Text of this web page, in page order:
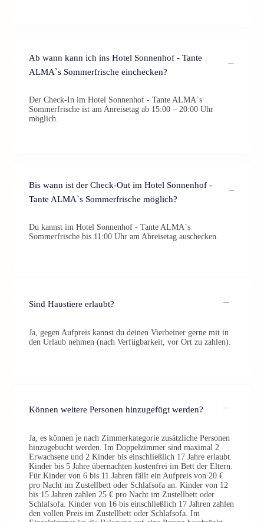
Ab wann kann ich ins Hotel Sonnenhof - Tante
ALMA`s Sommerfrische einchecken?
Der Check-In im Hotel Sonnenhof - Tante ALMA`s
Sommerfrische ist am Anreisetag ab 15:00 – 20:00 Uhr
möglich.
Bis wann ist der Check-Out im Hotel Sonnenhof -
Tante ALMA`s Sommerfrische möglich?
Du kannst im Hotel Sonnenhof - Tante ALMA`s
Sommerfrische bis 11:00 Uhr am Abreisetag auschecken.
Sind Haustiere erlaubt?
Ja, gegen Aufpreis kannst du deinen Vierbeiner gerne mit in
den Urlaub nehmen (nach Verfügbarkeit, vor Ort zu zahlen).
Können weitere Personen hinzugefügt werden?
Ja, es können je nach Zimmerkategorie zusätzliche Personen
hinzugebucht werden. Im Doppelzimmer sind maximal 2
Erwachsene und 2 Kinder bis einschließlich 17 Jahre erlaubt.
Kinder bis 5 Jahre übernachten kostenfrei im Bett der Eltern.
Für Kinder von 6 bis 11 Jahren fällt ein Aufpreis von 20 €
pro Nacht im Zustellbett oder Schlafsofa an. Kinder von 12
bis 15 Jahren zahlen 25 € pro Nacht im Zustellbett oder
Schlafsofa. Kinder von 16 bis einschließlich 17 Jahren zahlen
den vollen Preis im Zustellbett oder Schlafsofa. Im